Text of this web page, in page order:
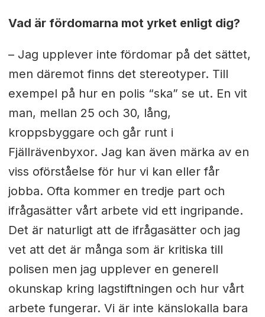
Vad är fördomarna mot yrket enligt dig?
– Jag upplever inte fördomar på det sättet,
men däremot finns det stereotyper. Till
exempel på hur en polis “ska” se ut. En vit
man, mellan 25 och 30, lång,
kroppsbyggare och går runt i
Fjällrävenbyxor. Jag kan även märka av en
viss oförståelse för hur vi kan eller får
jobba. Ofta kommer en tredje part och
ifrågasätter vårt arbete vid ett ingripande.
Det är naturligt att de ifrågasätter och jag
vet att det är många som är kritiska till
polisen men jag upplever en generell
okunskap kring lagstiftningen och hur vårt
arbete fungerar. Vi är inte känslokalla bara